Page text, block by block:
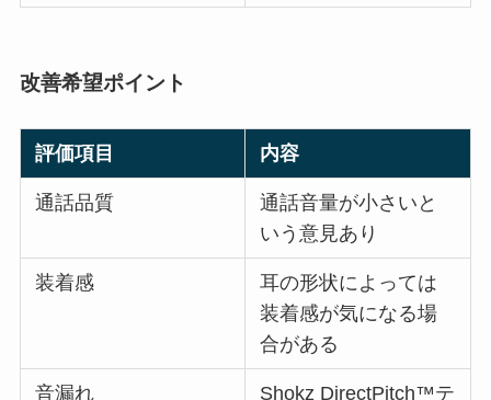
改善希望ポイント
評価項目 内容
通話品質
通話音量が小さいと
いう意見あり
装着感
耳の形状によっては
装着感が気になる場
合がある
音漏れ
Shokz DirectPitch™テ